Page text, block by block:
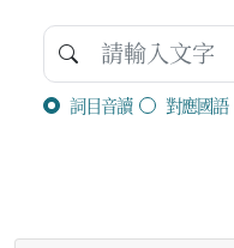
詞目音讀 對應國語